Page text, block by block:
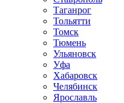
Таганрог
Тольятти
Томск
Тюмень
Ульяновск
Уфа
Хабаровск
Челябинск
Ярославль